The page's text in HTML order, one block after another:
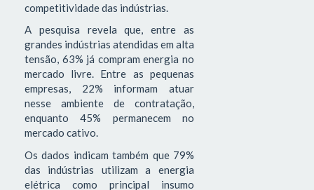
competitividade das indústrias.
A pesquisa revela que, entre as
grandes indústrias atendidas em alta
tensão, 63% já compram energia no
mercado livre. Entre as pequenas
empresas, 22% informam atuar
nesse ambiente de contratação,
enquanto 45% permanecem no
mercado cativo.
Os dados indicam também que 79%
das indústrias utilizam a energia
elétrica como principal insumo